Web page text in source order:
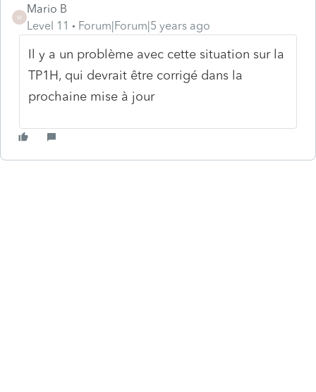
M
Mario B
Level 11
Forum|Forum|5 years ago
Il y a un problème avec cette situation sur la
TP1H, qui devrait être corrigé dans la
prochaine mise à jour